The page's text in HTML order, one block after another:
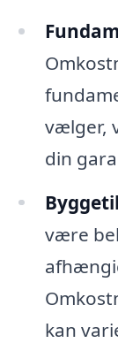
vælger,
din
være
kan